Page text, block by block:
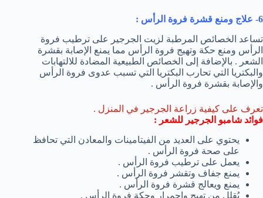
6- علاج ومنع قشرة فروة الرأس :
تساعد الخصائص المرطبة لزيت الجرجير على ترطيب فروة
الرأس ومنع حكة وتهيج فروة الرأس مما يمنع الإصابة بقشرة
الشعر . بالإضافة إلى الخصائص الطبيعية المضادة للالتهابات
والبكتريا التي تحارب البكتريا التي تسبب عدوى فروة الرأس
والإصابة بقشرة فروة الرأس .
تعرف على كيفية زراعة الجرجير في المنزل .
فوائد شامبو الجرجير للشعر :
يحتوي على العديد من الفيتامينات والمعادن التي تحافظ
على صحة فروة الرأس .
يعمل على ترطيب فروة الرأس .
يمنع جفاف وتقشر فروة الرأس .
يمنع ويعالج قشرة فروة الرأس .
يُقلل من تهيج واحمرار وحكة فروة الرأس .